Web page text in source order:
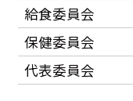
給食委員会
保健委員会
代表委員会